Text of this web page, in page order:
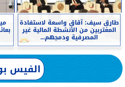
طارق سيف: آقاق واسعة لاستفادة
المغتربين من الأنشطة المالية غير
المصرفية ودمجهم...
الفيس